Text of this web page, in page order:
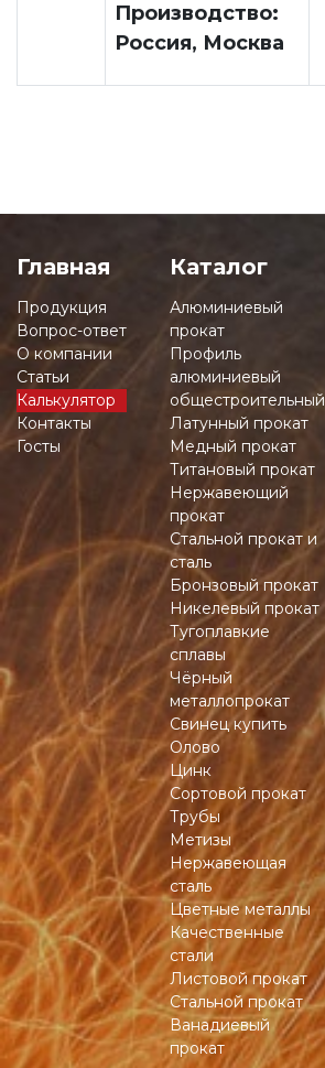
Производство:
Россия, Москва
Главная
Продукция
Вопрос-ответ
О компании
Статьи
Калькулятор
Контакты
Госты
Каталог
Алюминиевый
прокат
Профиль
алюминиевый
общестроительный
Латунный прокат
Медный прокат
Титановый прокат
Нержавеющий
прокат
Стальной прокат и
сталь
Бронзовый прокат
Никелевый прокат
Тугоплавкие
сплавы
Чёрный
металлопрокат
Свинец купить
Олово
Цинк
Сортовой прокат
Трубы
Метизы
Нержавеющая
сталь
Цветные металлы
Качественные
стали
Листовой прокат
Стальной прокат
Ванадиевый
прокат